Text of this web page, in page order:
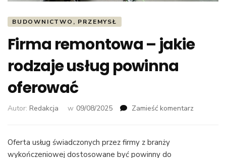
BUDOWNICTWO, PRZEMYSŁ
Firma remontowa – jakie
rodzaje usług powinna
oferować
Autor: Redakcja w 09/08/2025 Zamieść komentarz
Oferta usług świadczonych przez firmy z branży
wykończeniowej dostosowane być powinny do